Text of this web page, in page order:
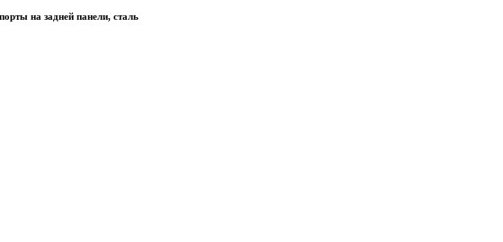
на задней панели, сталь